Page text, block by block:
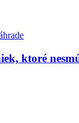
ktoré